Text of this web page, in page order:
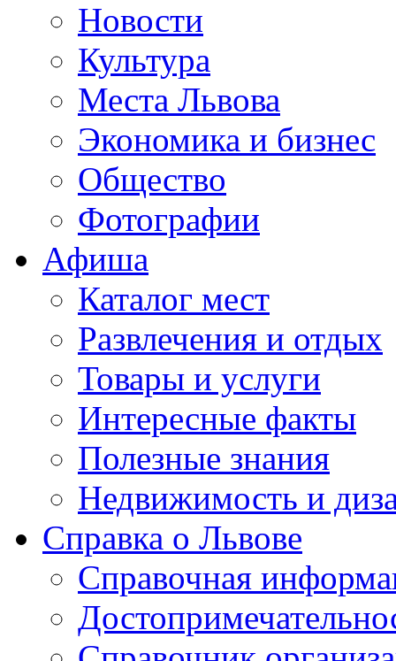
Новости
Культура
Места Львова
Экономика и бизнес
Общество
Фотографии
Афиша
Каталог мест
Развлечения и отдых
Товары и услуги
Интересные факты
Полезные знания
Недвижимость и
Справка о Львове
Справочная